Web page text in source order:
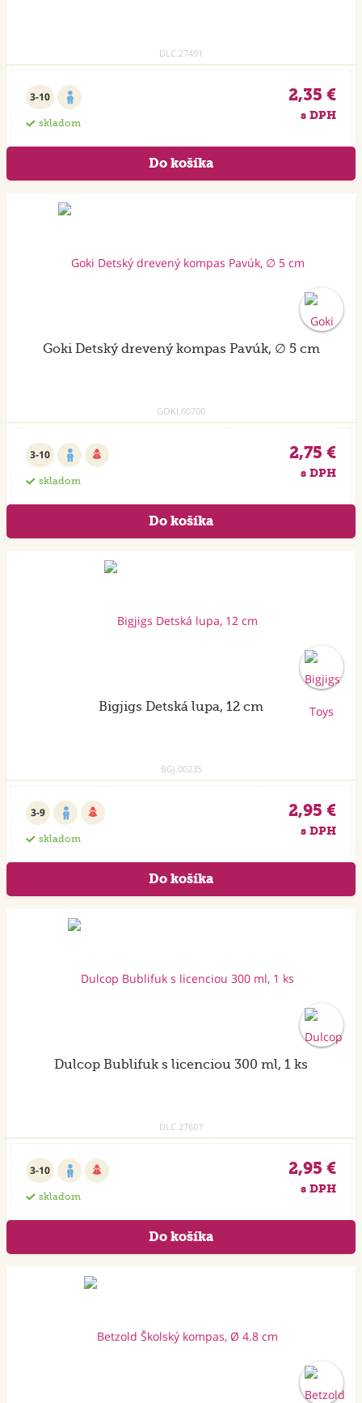
DLC.27491
3-10
skladom
2,35 €
s DPH
Goki Detský drevený kompas Pavúk, ∅ 5 cm
GOKI.60700
3-10
skladom
2,75 €
s DPH
Bigjigs Detská lupa, 12 cm
BGJ.00235
3-9
skladom
2,95 €
s DPH
Dulcop Bublifuk s licenciou 300 ml, 1 ks
DLC.27607
3-10
skladom
2,95 €
s DPH